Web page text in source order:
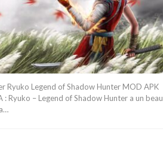
Ryuko Legend of Shadow Hunter MOD APK
: Ryuko – Legend of Shadow Hunter a un beau